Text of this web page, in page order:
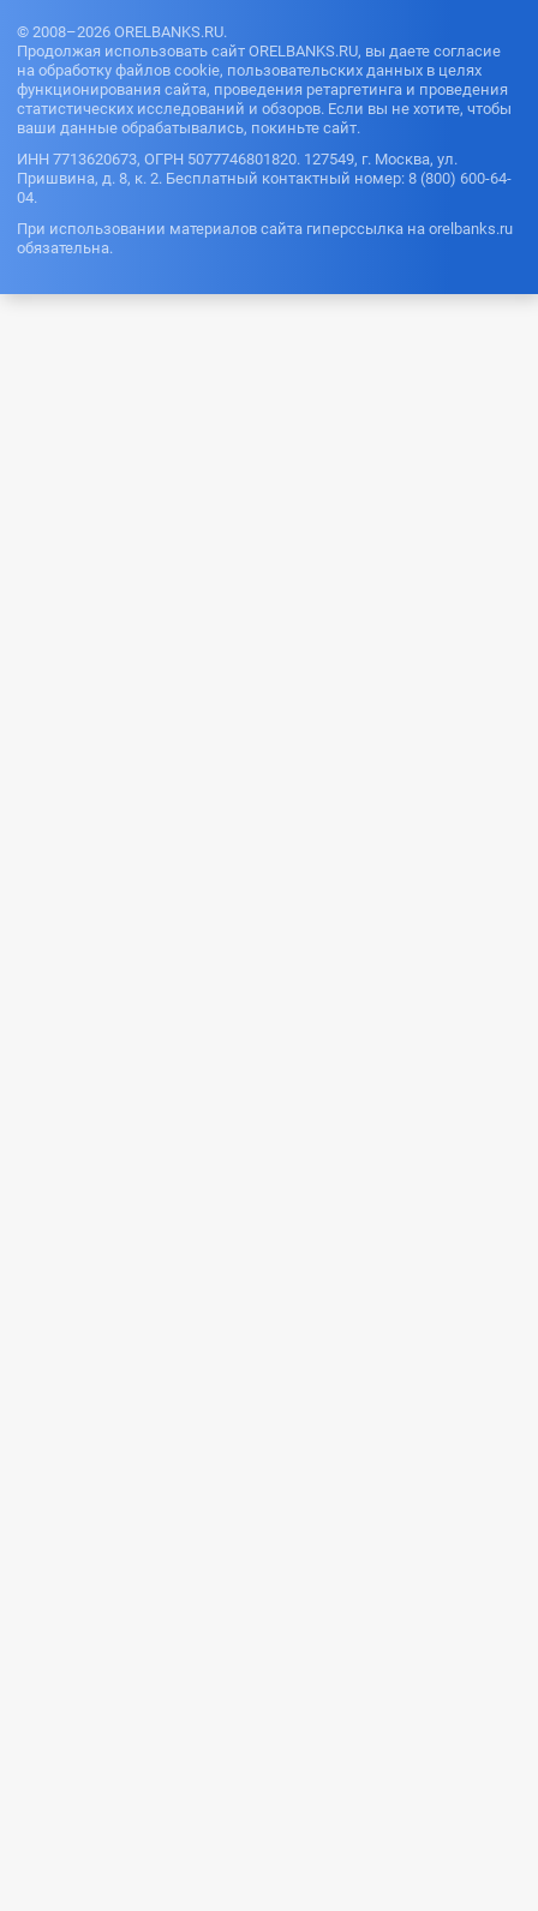
© 2008–2026 ORELBANKS.RU.
Продолжая использовать сайт ORELBANKS.RU, вы даете согласие
на обработку файлов cookie, пользовательских данных в целях
функционирования сайта, проведения ретаргетинга и проведения
статистических исследований и обзоров. Если вы не хотите, чтобы
ваши данные обрабатывались, покиньте сайт.
ИНН 7713620673, ОГРН 5077746801820. 127549, г. Москва, ул.
Пришвина, д. 8, к. 2. Бесплатный контактный номер: 8 (800) 600-64-
04.
При использовании материалов сайта гиперссылка на orelbanks.ru
обязательна.